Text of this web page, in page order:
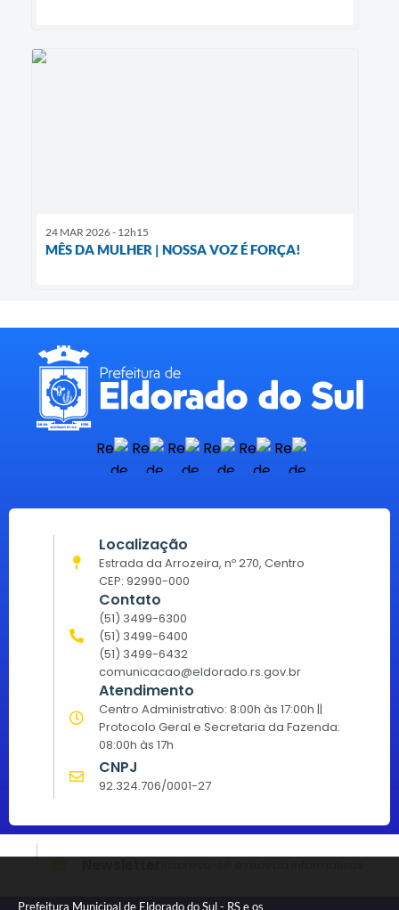
Prefeitura Municipal de Eldorado do Sul - RS e os
24 MAR 2026 - 12h15
MÊS DA MULHER | NOSSA VOZ É FORÇA!
Localização
Estrada da Arrozeira, nº 270, Centro
CEP: 92990-000
Contato
(51) 3499-6300
(51) 3499-6400
(51) 3499-6432
comunicacao@eldorado.rs.gov.br
Atendimento
Centro Administrativo: 8:00h às 17:00h ||
Protocolo Geral e Secretaria da Fazenda:
08:00h às 17h
CNPJ
92.324.706/0001-27